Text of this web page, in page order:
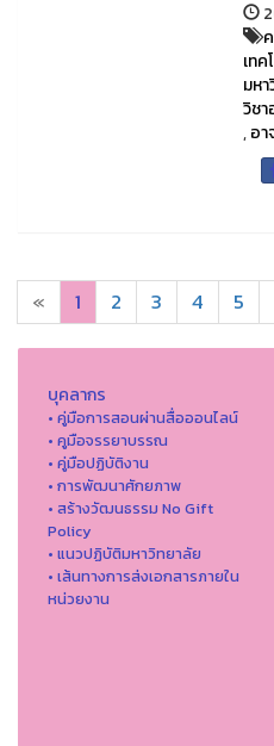
เท
มห
วิช
,อา
« 1 2 3 4 5
บุคลากร
• คู่มือการสอนผ่านสื่อออนไลน์
• คูมือจรรยาบรรณ
• คู่มือปฏิบัติงาน
• การพัฒนาศักยภาพ
• สร้างวัฒนธรรม No Gift
Policy
• แนวปฏิบัติมหาวิทยาลัย
• เส้นทางการส่งเอกสารภายใน
หน่วยงาน